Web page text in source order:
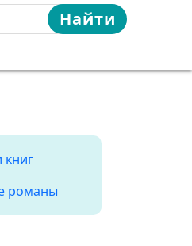
Найти
книг
романы